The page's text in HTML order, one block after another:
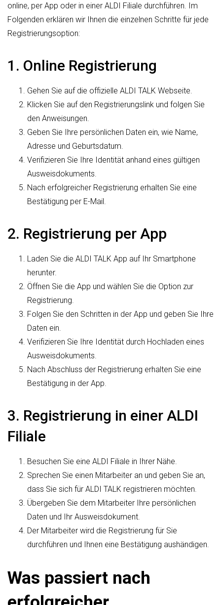
online, per App oder in einer ALDI Filiale durchführen. Im
Folgenden erklären wir Ihnen die einzelnen Schritte für jede
Registrierungsoption:
1. Online Registrierung
Gehen Sie auf die offizielle ALDI TALK Webseite.
Klicken Sie auf den Registrierungslink und folgen Sie
den Anweisungen.
Geben Sie Ihre persönlichen Daten ein, wie Name,
Adresse und Geburtsdatum.
Verifizieren Sie Ihre Identität anhand eines gültigen
Ausweisdokuments.
Nach erfolgreicher Registrierung erhalten Sie eine
Bestätigung per E-Mail.
2. Registrierung per App
Laden Sie die ALDI TALK App auf Ihr Smartphone
herunter.
Öffnen Sie die App und wählen Sie die Option zur
Registrierung.
Folgen Sie den Schritten in der App und geben Sie Ihre
Daten ein.
Verifizieren Sie Ihre Identität durch Hochladen eines
Ausweisdokuments.
Nach Abschluss der Registrierung erhalten Sie eine
Bestätigung in der App.
3. Registrierung in einer ALDI
Filiale
Besuchen Sie eine ALDI Filiale in Ihrer Nähe.
Sprechen Sie einen Mitarbeiter an und geben Sie an,
dass Sie sich für ALDI TALK registrieren möchten.
Übergeben Sie dem Mitarbeiter Ihre persönlichen
Daten und Ihr Ausweisdokument.
Der Mitarbeiter wird die Registrierung für Sie
durchführen und Ihnen eine Bestätigung aushändigen.
Was passiert nach